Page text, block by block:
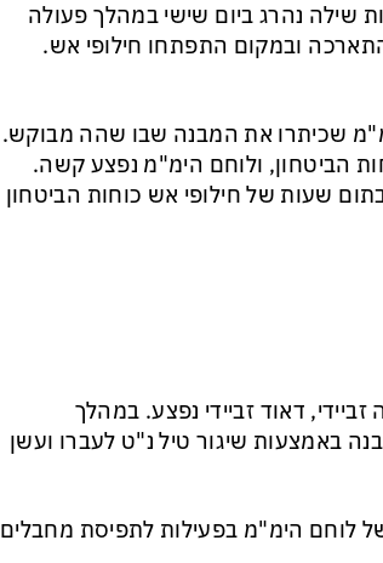
רז בן 47 מההתנחלות שילה נהרג ביום שישי במהלך פעולה
ובמקום התפתחו חילופי אש.
שכיתרו את המבנה שבו שהה מבוקש.
הביטחון, ולוחם הימ"מ נפצע קשה.
שעות של חילופי אש כוחות הביטחון
דאוד זביידי נפצע. במהלך
באמצעות שיגור טיל נ"ט לעברו ועשן
לוחם הימ"מ בפעילות לתפיסת מחבלים